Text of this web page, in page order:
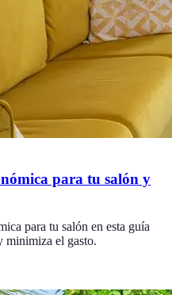
para tu salón y
para tu salón en esta guía
minimiza el gasto.